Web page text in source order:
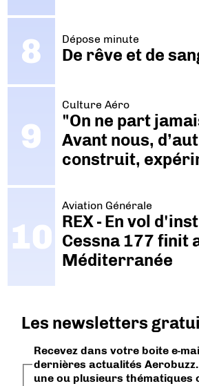
Dépose minute
De rêve et de
Culture Aéro
"On ne part
Avant nous,
construit,
Aviation Générale
REX - En vol
Cessna 177 finit
Méditerranée
Les newsletters
Recevez dans votre boite e-
dernières actualités
une ou plusieurs thématiques